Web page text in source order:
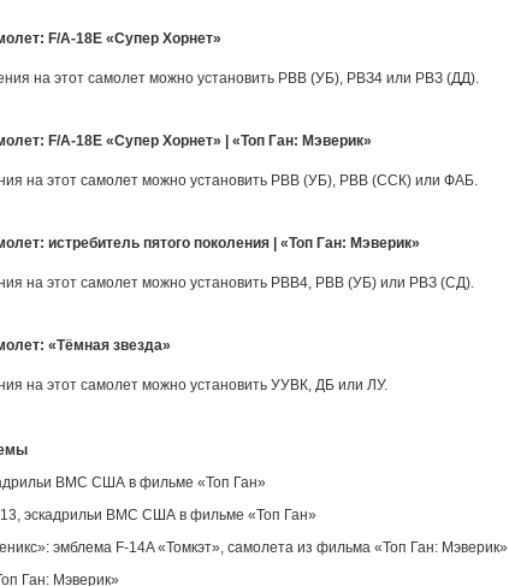
F/A-18E «Супер Хорнет»
на этот самолет можно установить РВВ (УБ), РВЗ4 или РВЗ (ДД).
F/A-18E «Супер Хорнет» | «Топ Ган: Мэверик»
на этот самолет можно установить РВВ (УБ), РВВ (ССК) или ФАБ.
истребитель пятого поколения | «Топ Ган: Мэверик»
на этот самолет можно установить РВВ4, РВВ (УБ) или РВЗ (СД).
«Тёмная звезда»
на этот самолет можно установить УУВК, ДБ или ЛУ.
ВМС США в фильме «Топ Ган»
эскадрильи ВМС США в фильме «Топ Ган»
эмблема F-14A «Томкэт», самолета из фильма «Топ Ган: Мэверик»
Ган: Мэверик»